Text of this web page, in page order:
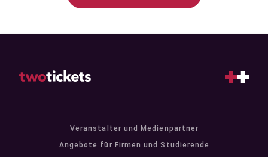
Veranstalter und Medienpartner
Angebote für Firmen und Studierende